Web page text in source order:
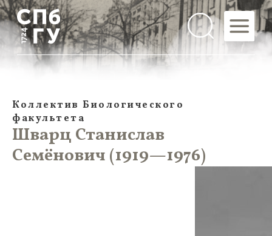
Коллектив Биологического
факультета
Шварц Станислав
Семёнович (1919—1976)